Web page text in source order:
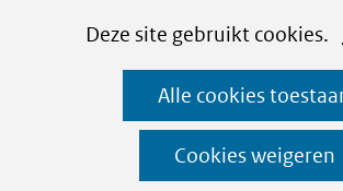
CookiesDeze site gebruikt cookies.
Alle cookies
Cookies weigeren
Ga
naar
de
inhoud